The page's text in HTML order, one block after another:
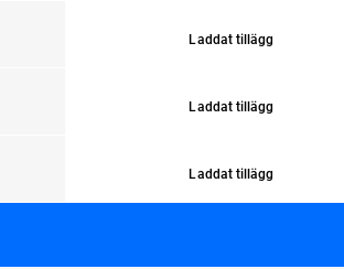
Laddat tillägg
Laddat tillägg
Laddat tillägg